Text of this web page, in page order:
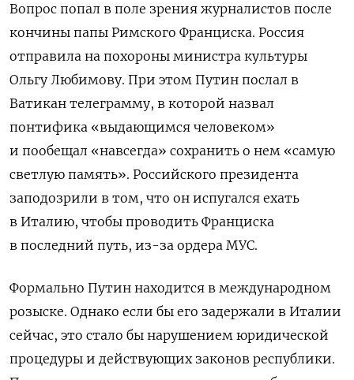
Вопрос попал в поле зрения журналистов после
кончины папы Римского Франциска. Россия
отправила на похороны министра культуры
Ольгу Любимову. При этом Путин послал в
Ватикан телеграмму, в которой назвал
понтифика «выдающимся человеком»
и пообещал «навсегда» сохранить о нем «самую
светлую память». Российского президента
заподозрили в том, что он испугался ехать
в Италию, чтобы проводить Франциска
в последний путь, из-за ордера МУС.
Формально Путин находится в международном
розыске. Однако если бы его задержали в Италии
сейчас, это стало бы нарушением юридической
процедуры и действующих законов республики.